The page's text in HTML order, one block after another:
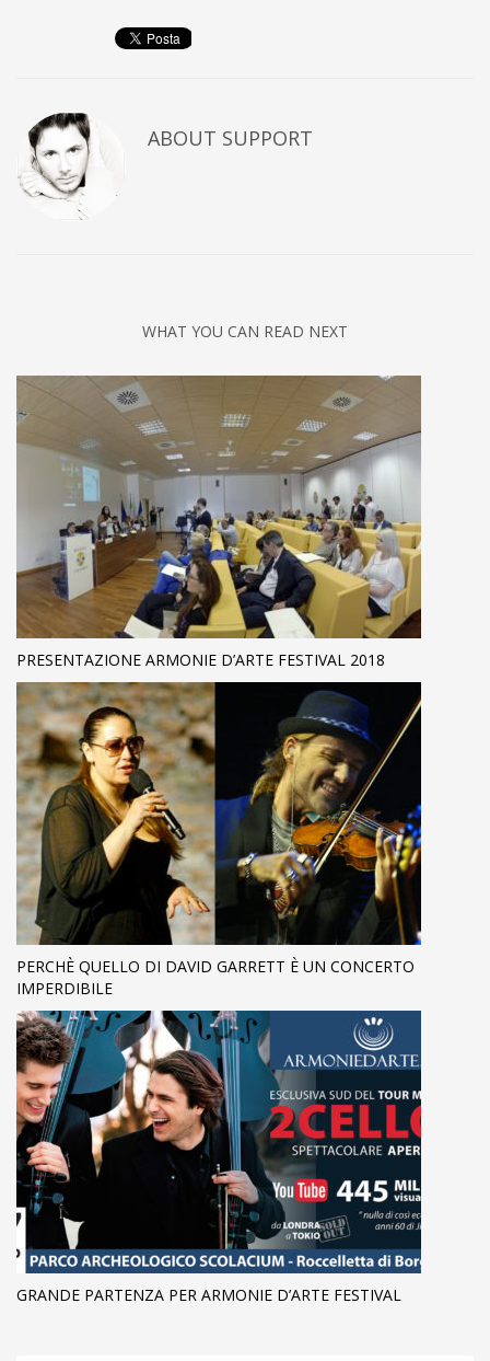
ABOUT SUPPORT
WHAT YOU CAN READ NEXT
PRESENTAZIONE ARMONIE D’ARTE FESTIVAL 2018
PERCHÈ QUELLO DI DAVID GARRETT È UN CONCERTO
IMPERDIBILE
GRANDE PARTENZA PER ARMONIE D’ARTE FESTIVAL